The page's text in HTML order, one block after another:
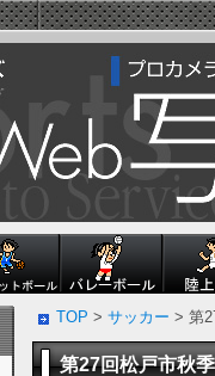
TOP > サッカー > 第
第27回松戸市秋